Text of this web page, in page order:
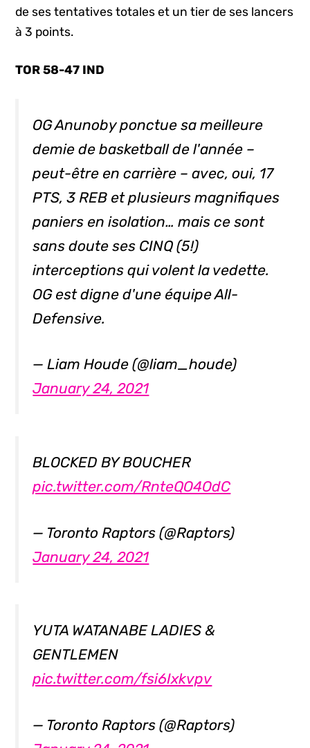
de ses tentatives totales et un tier de ses lancers
à 3 points.
TOR 58-47 IND
OG Anunoby ponctue sa meilleure
demie de basketball de l'année –
peut-être en carrière – avec, oui, 17
PTS, 3 REB et plusieurs magnifiques
paniers en isolation… mais ce sont
sans doute ses CINQ (5!)
interceptions qui volent la vedette.
OG est digne d'une équipe All-
Defensive.
— Liam Houde (@liam_houde)
January 24, 2021
BLOCKED BY BOUCHER
pic.twitter.com/RnteQO4OdC
— Toronto Raptors (@Raptors)
January 24, 2021
YUTA WATANABE LADIES &
GENTLEMEN
pic.twitter.com/fsi6Ixkvpv
— Toronto Raptors (@Raptors)